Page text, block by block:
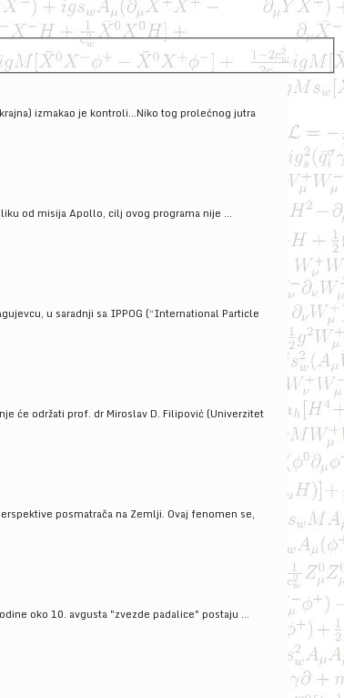
izmakao je kontroli...Niko tog prolećnog jutra
od misija Apollo, cilj ovog programa nije ...
u saradnji sa IPPOG (“International Particle
će održati prof. dr Miroslav D. Filipović (Univerzitet
posmatrača na Zemlji. Ovaj fenomen se,
oko 10. avgusta "zvezde padalice" postaju ...